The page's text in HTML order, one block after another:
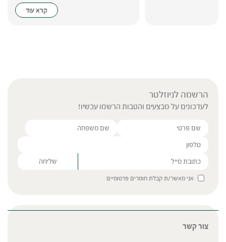
קרא עוד
הרשמה לניוזלטר
לעדכונים על מבצעים והטבות הרשמו עכשיו!
Please leave this field empty.
אני מאשר/ת קבלת חומרים פרסומיים
צור קשר